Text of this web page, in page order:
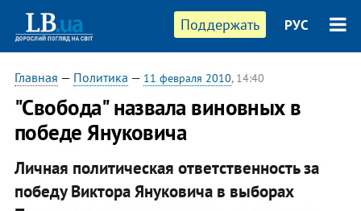
Поддержать РУС
Главная — Политика — 11 февраля 2010, 14:40
"Свобода" назвала виновных в
победе Януковича
Личная политическая ответственность за
победу Виктора Януковича в выборах